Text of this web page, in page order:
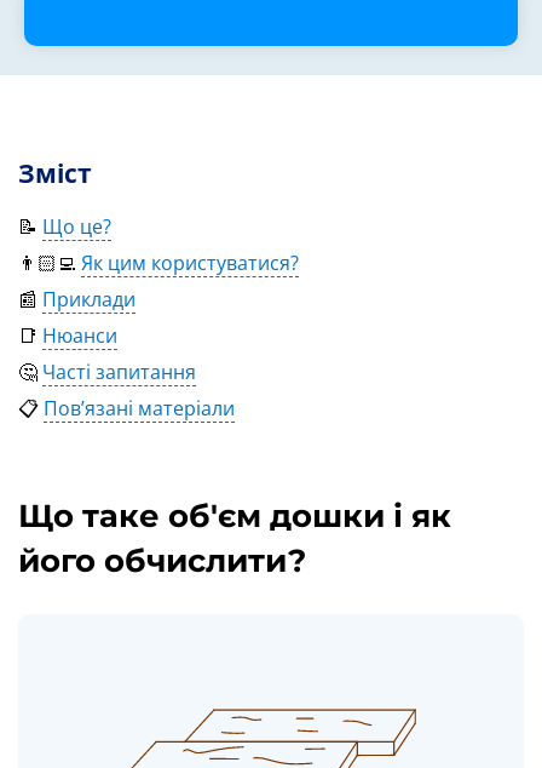
Зміст
📝 Що це?
👨🏻‍💻 Як цим користуватися?
📰 Приклади
📑 Нюанси
🤔 Часті запитання
📋 Пов’язані матеріали
Що таке об'єм дошки і як
його обчислити?